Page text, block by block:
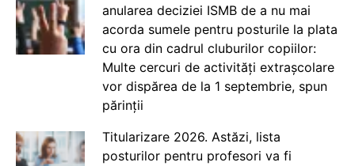
anularea deciziei ISMB de a nu mai
acorda sumele pentru posturile la plata
cu ora din cadrul cluburilor copiilor:
Multe cercuri de activități extrașcolare
vor dispărea de la 1 septembrie, spun
părinții
Titularizare 2026. Astăzi, lista
posturilor pentru profesori va fi